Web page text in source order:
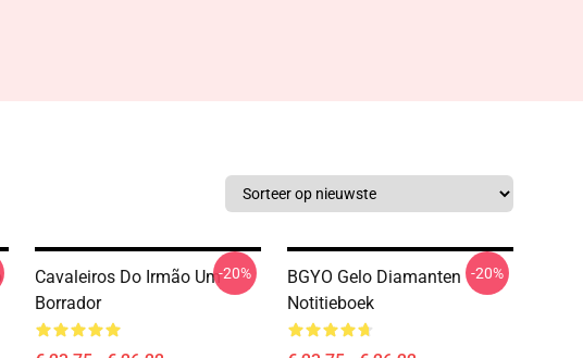
Cavaleiros Do Irmão Um
Borrador
-20%
BGYO Gelo Diamanten
Notitieboek
-20%